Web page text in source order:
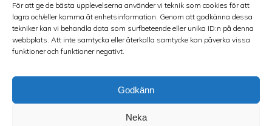
För att ge de bästa upplevelserna använder vi teknik som cookies för att
lagra och/eller komma åt enhetsinformation. Genom att godkänna dessa
tekniker kan vi behandla data som surfbeteende eller unika ID:n på denna
webbplats. Att inte samtycka eller återkalla samtycke kan påverka vissa
funktioner och funktioner negativt.
Godkänn
Neka
Integritetspolicy